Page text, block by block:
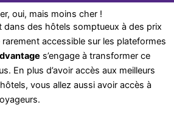
oui, mais moins cher !
dans des hôtels somptueux à des prix
accessible sur les plateformes
s’engage à transformer ce
En plus d’avoir accès aux meilleurs
vous allez aussi avoir accès à